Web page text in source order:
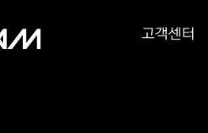
고객센터